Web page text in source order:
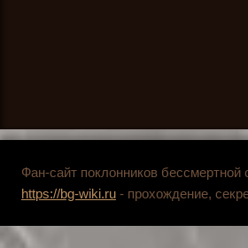
Фан-сайт поклонников бессмертной
https://bg-wiki.ru - прохождение,